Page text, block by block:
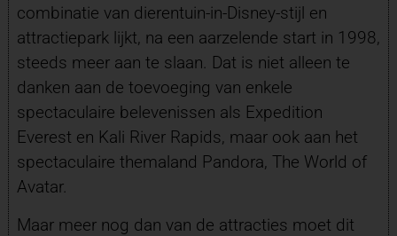
combinatie van dierentuin-in-Disney-stijl en
attractiepark lijkt, na een aarzelende start in 1998,
steeds meer aan te slaan. Dat is niet alleen te
danken aan de toevoeging van enkele
spectaculaire belevenissen als Expedition
Everest en Kali River Rapids, maar ook aan het
spectaculaire themaland Pandora, The World of
Avatar.
Maar meer nog dan van de attracties moet dit